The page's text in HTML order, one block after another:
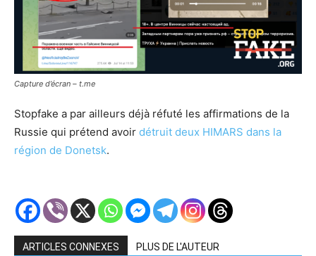
Capture d’écran – t.me
Stopfake a par ailleurs déjà réfuté les affirmations de la
Russie qui prétend avoir détruit deux HIMARS dans la
région de Donetsk.
ARTICLES CONNEXES PLUS DE L'AUTEUR